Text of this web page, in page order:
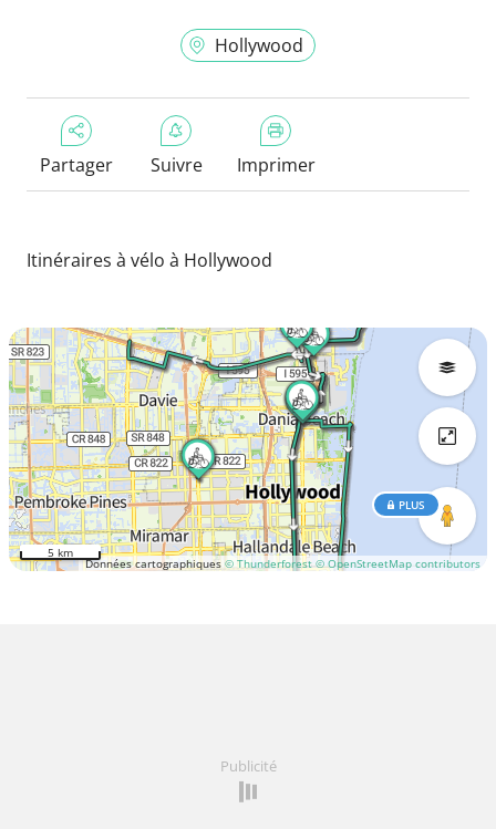
Hollywood
Partager Suivre Imprimer
Itinéraires à vélo à Hollywood
Données cartographiques © Thunderforest © OpenStreetMap contributors
PLUS
5 km
Publicité